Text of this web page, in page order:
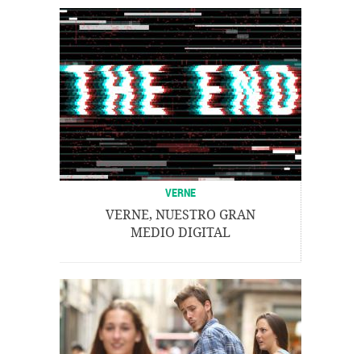
VERNE
VERNE, NUESTRO GRAN
MEDIO DIGITAL